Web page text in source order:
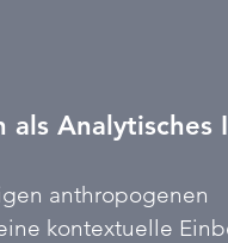
als Analytisches
anthropogenen
kontextuelle